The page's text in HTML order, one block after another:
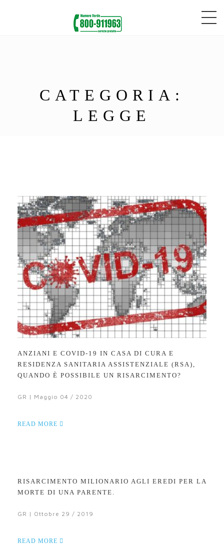
CATEGORIA:
LEGGE
ANZIANI E COVID-19 IN CASA DI CURA E
RESIDENZA SANITARIA ASSISTENZIALE (RSA),
QUANDO È POSSIBILE UN RISARCIMENTO?
GR | Maggio 04 / 2020
READ MORE
RISARCIMENTO MILIONARIO AGLI EREDI PER LA
MORTE DI UNA PARENTE.
GR | Ottobre 29 / 2019
READ MORE